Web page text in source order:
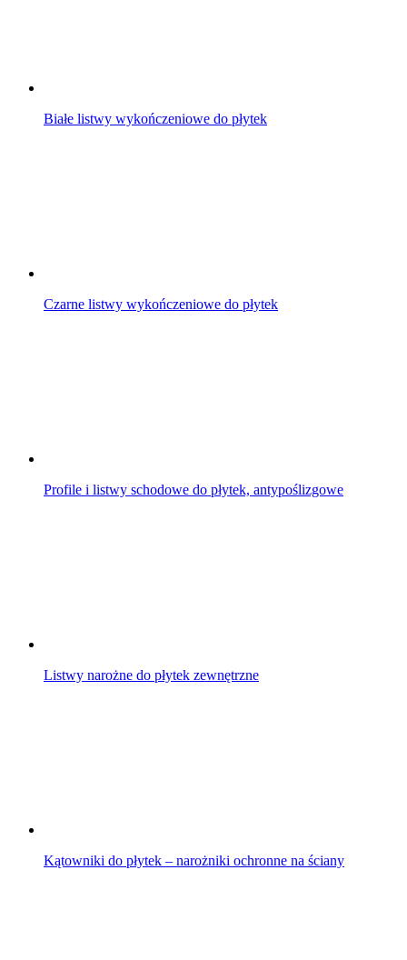
Białe listwy wykończeniowe do płytek
Czarne listwy wykończeniowe do płytek
Profile i listwy schodowe do płytek, antypoślizgowe
Listwy narożne do płytek zewnętrzne
Kątowniki do płytek – narożniki ochronne na ściany